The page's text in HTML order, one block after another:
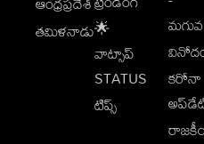
తమిళనాడు🌟
వాట్సాప్
STATUS
టిప్స్
మగువ
కరోనా